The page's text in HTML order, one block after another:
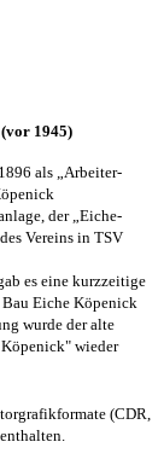
1945)
als „Arbeiter-
der „Eiche-
Vereins in TSV
es eine kurzzeitige
Eiche Köpenick
wurde der alte
wieder
(CDR,